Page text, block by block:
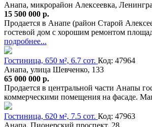
Анапа, микрорайон Алексеевка,
15 500 000 р.
Продается в Анапе (район Старой
гостевой дом с хорошим ремонтом
подробнее...
Гостиница, 650 м², 6.7 сот. Код: 47964
Анапа, улица Шевченко, 133
65 000 000 р.
Продается в центральной части Анапы
коммерческими помещения на фасаде.
Гостиница, 620 м², 7.5 сот. Код: 47963
Анапа, Пионерский проспект, 28